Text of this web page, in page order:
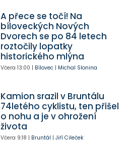
A přece se točí! Na
bíloveckých Nových
Dvorech se po 84 letech
roztočily lopatky
historického mlýna
Včera 13:00 | Bílovec| Michal Slonina
Kamion srazil v Bruntálu
74letého cyklistu, ten přišel
o nohu a je v ohrožení
života
Včera 9:18 | Bruntál | Jiří Cileček